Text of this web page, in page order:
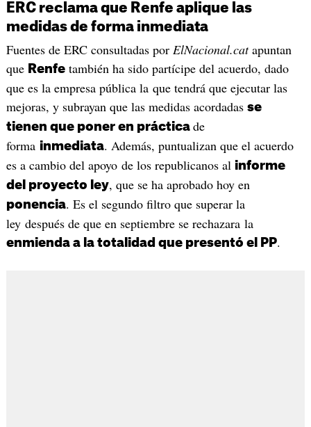
ERC reclama que Renfe aplique las
medidas de forma inmediata
Fuentes de ERC consultadas por ElNacional.catapuntan
que Renfetambién ha sido partícipe del acuerdo, dado
que es la empresa pública la que tendrá que ejecutar las
mejoras, y subrayan que las medidas acordadas se
tienen que poner en práctica de
forma inmediata. Además, puntualizan que el acuerdo
es a cambio del apoyo de los republicanos al informe
del proyecto ley, que se ha aprobado hoy en
ponencia. Es el segundo filtro que superar la
ley después de que en septiembre se rechazara la
enmienda a la totalidad que presentó el PP.